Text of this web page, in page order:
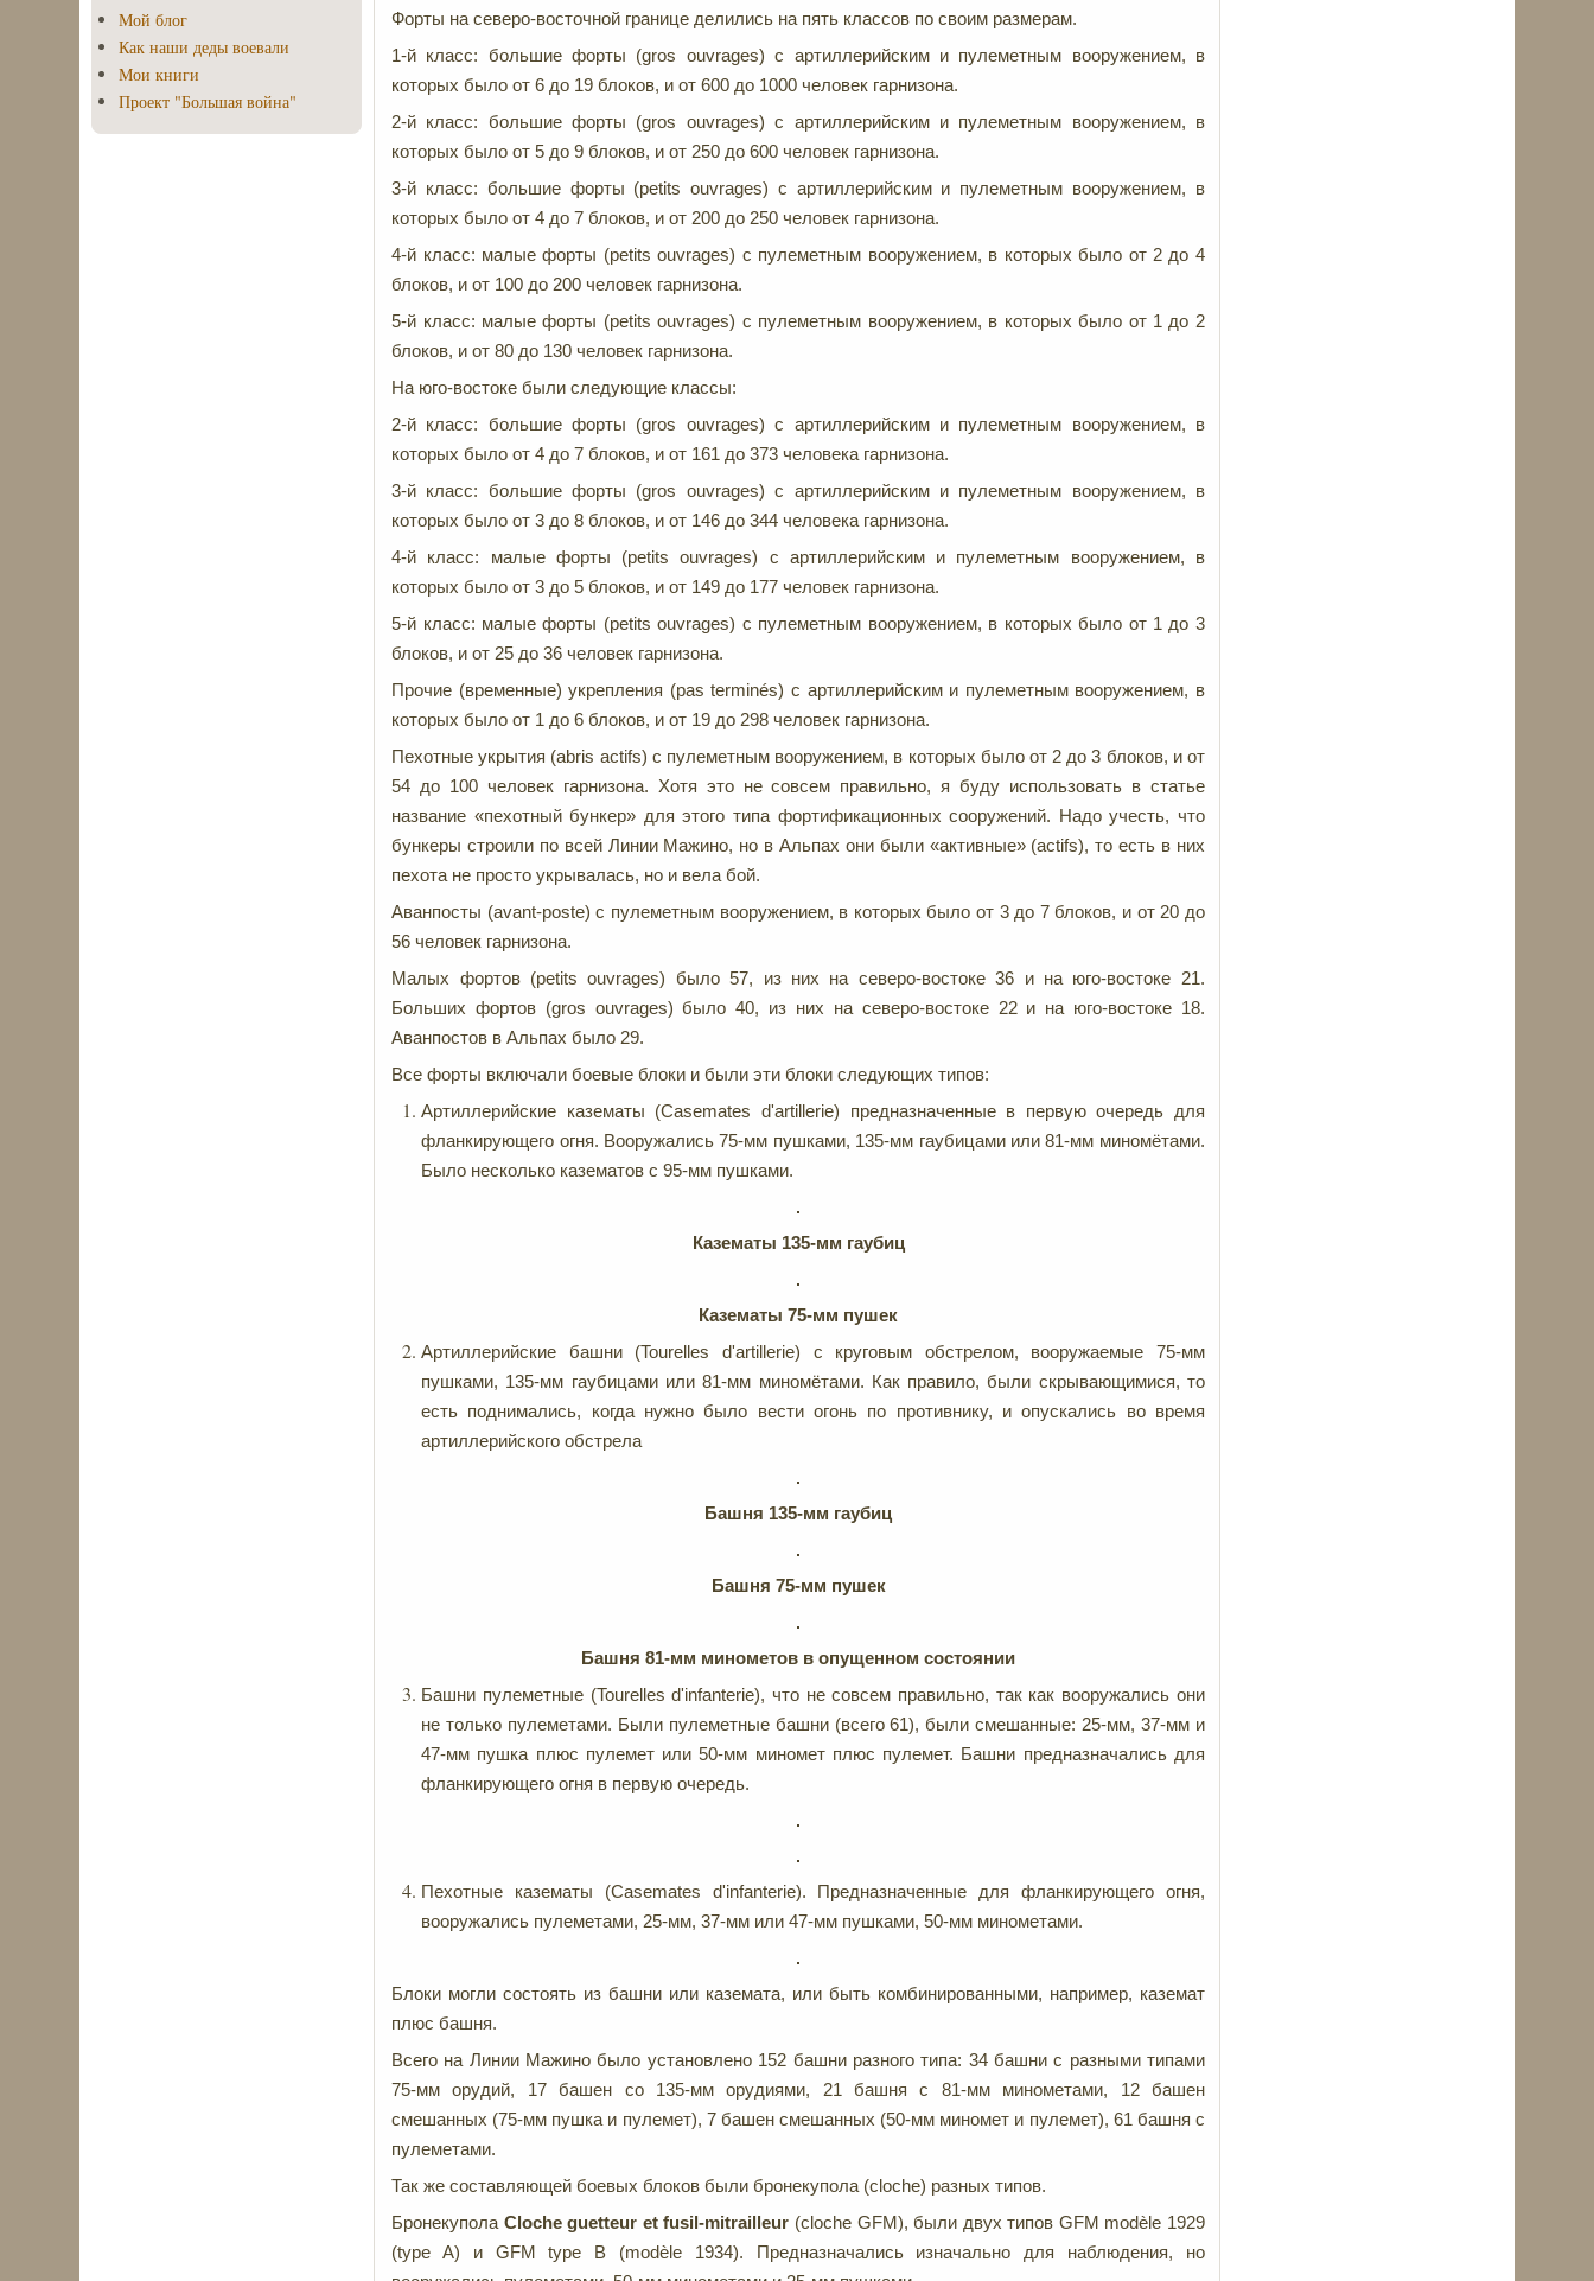
Форты на северо-восточной границе делились на пять классов по своим размерам.
1-й класс: большие форты (gros ouvrages) с артиллерийским и пулеметным вооружением, в
которых было от 6 до 19 блоков, и от 600 до 1000 человек гарнизона.
2-й класс: большие форты (gros ouvrages) с артиллерийским и пулеметным вооружением, в
которых было от 5 до 9 блоков, и от 250 до 600 человек гарнизона.
3-й класс: большие форты (petits ouvrages) с артиллерийским и пулеметным вооружением, в
которых было от 4 до 7 блоков, и от 200 до 250 человек гарнизона.
4-й класс: малые форты (petits ouvrages) с пулеметным вооружением, в которых было от 2 до 4
блоков, и от 100 до 200 человек гарнизона.
5-й класс: малые форты (petits ouvrages) с пулеметным вооружением, в которых было от 1 до 2
блоков, и от 80 до 130 человек гарнизона.
На юго-востоке были следующие классы:
2-й класс: большие форты (gros ouvrages) с артиллерийским и пулеметным вооружением, в
которых было от 4 до 7 блоков, и от 161 до 373 человека гарнизона.
3-й класс: большие форты (gros ouvrages) с артиллерийским и пулеметным вооружением, в
которых было от 3 до 8 блоков, и от 146 до 344 человека гарнизона.
4-й класс: малые форты (petits ouvrages) с артиллерийским и пулеметным вооружением, в
которых было от 3 до 5 блоков, и от 149 до 177 человек гарнизона.
5-й класс: малые форты (petits ouvrages) с пулеметным вооружением, в которых было от 1 до 3
блоков, и от 25 до 36 человек гарнизона.
Прочие (временные) укрепления (pas terminés) с артиллерийским и пулеметным вооружением, в
которых было от 1 до 6 блоков, и от 19 до 298 человек гарнизона.
Пехотные укрытия (abris actifs) с пулеметным вооружением, в которых было от 2 до 3 блоков, и от
54 до 100 человек гарнизона. Хотя это не совсем правильно, я буду использовать в статье
название «пехотный бункер» для этого типа фортификационных сооружений. Надо учесть, что
бункеры строили по всей Линии Мажино, но в Альпах они были «активные» (actifs), то есть в них
пехота не просто укрывалась, но и вела бой.
Аванпосты (avant-poste) с пулеметным вооружением, в которых было от 3 до 7 блоков, и от 20 до
56 человек гарнизона.
Малых фортов (petits ouvrages) было 57, из них на северо-востоке 36 и на юго-востоке 21.
Больших фортов (gros ouvrages) было 40, из них на северо-востоке 22 и на юго-востоке 18.
Аванпостов в Альпах было 29.
Все форты включали боевые блоки и были эти блоки следующих типов:
Артиллерийские казематы (Casemates d'artillerie) предназначенные в первую очередь для
фланкирующего огня. Вооружались 75-мм пушками, 135-мм гаубицами или 81-мм миномётами.
Было несколько казематов с 95-мм пушками.
Казематы 135-мм гаубиц
Казематы 75-мм пушек
Артиллерийские башни (Tourelles d'artillerie) с круговым обстрелом, вооружаемые 75-мм
пушками, 135-мм гаубицами или 81-мм миномётами. Как правило, были скрывающимися, то
есть поднимались, когда нужно было вести огонь по противнику, и опускались во время
артиллерийского обстрела
Башня 135-мм гаубиц
Башня 75-мм пушек
Башня 81-мм минометов в опущенном состоянии
Башни пулеметные (Tourelles d'infanterie), что не совсем правильно, так как вооружались они
не только пулеметами. Были пулеметные башни (всего 61), были смешанные: 25-мм, 37-мм и
47-мм пушка плюс пулемет или 50-мм миномет плюс пулемет. Башни предназначались для
фланкирующего огня в первую очередь.
Пехотные казематы (Casemates d'infanterie). Предназначенные для фланкирующего огня,
вооружались пулеметами, 25-мм, 37-мм или 47-мм пушками, 50-мм минометами.
Блоки могли состоять из башни или каземата, или быть комбинированными, например, каземат
плюс башня.
Всего на Линии Мажино было установлено 152 башни разного типа: 34 башни с разными типами
75-мм орудий, 17 башен со 135-мм орудиями, 21 башня с 81-мм минометами, 12 башен
смешанных (75-мм пушка и пулемет), 7 башен смешанных (50-мм миномет и пулемет), 61 башня с
пулеметами.
Так же составляющей боевых блоков были бронекупола (cloche) разных типов.
Бронекупола Сlocheguetteur etfusil-mitrailleur (cloche GFM), были двух типов GFM modèle 1929
(type A) и GFM type B (modèle 1934). Предназначались изначально для наблюдения, но
Мой блог
Как наши деды воевали
Мои книги
Проект "Большая война"